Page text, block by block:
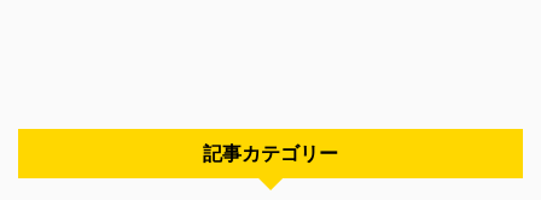
記事カテゴリー